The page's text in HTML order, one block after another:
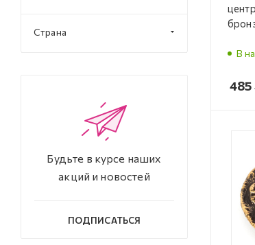
В
485
Страна
Будьте в курсе наших
акций и новостей
ПОДПИСАТЬСЯ